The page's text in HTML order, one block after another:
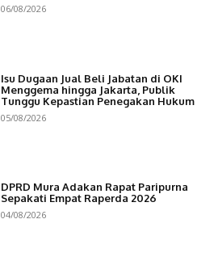
06/08/2026
Isu Dugaan Jual Beli Jabatan di OKI
Menggema hingga Jakarta, Publik
Tunggu Kepastian Penegakan Hukum
05/08/2026
DPRD Mura Adakan Rapat Paripurna
Sepakati Empat Raperda 2026
04/08/2026